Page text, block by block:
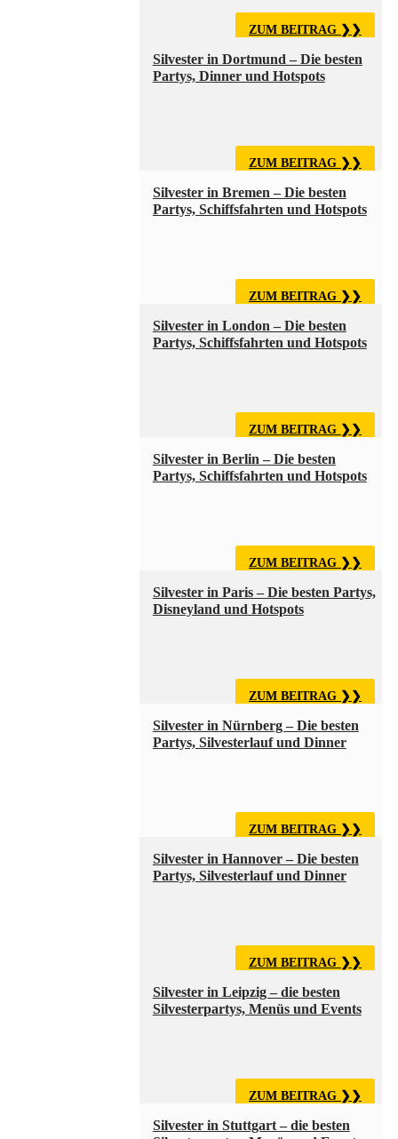
ZUM BEITRAG
Silvester in Dortmund – Die besten
Partys, Dinner und Hotspots
ZUM BEITRAG
Silvester in Bremen – Die besten
Partys, Schiffsfahrten und Hotspots
ZUM BEITRAG
Silvester in London – Die besten
Partys, Schiffsfahrten und Hotspots
ZUM BEITRAG
Silvester in Berlin – Die besten
Partys, Schiffsfahrten und Hotspots
ZUM BEITRAG
Silvester in Paris – Die besten Partys,
Disneyland und Hotspots
ZUM BEITRAG
Silvester in Nürnberg – Die besten
Partys, Silvesterlauf und Dinner
ZUM BEITRAG
Silvester in Hannover – Die besten
Partys, Silvesterlauf und Dinner
ZUM BEITRAG
Silvester in Leipzig – die besten
Silvesterpartys, Menüs und Events
ZUM BEITRAG
Silvester in Stuttgart – die besten